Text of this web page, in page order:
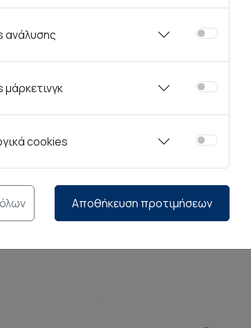
αίσθηση στιβαρότητας που αποπνέει.
μια εμπειρία χρήσης που μοιάζει
για τραπέζια που δίνουν σημασία στη
για κάθε στάδιο του γεύματος — από
ανάλυσης
cookies
Αποθήκευση προτιμήσεων